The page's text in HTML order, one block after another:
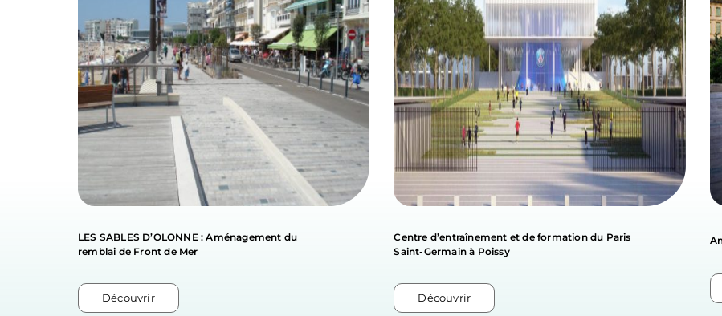
LES SABLES D’OLONNE : Aménagement du
remblai de Front de Mer
Découvrir
Centre d’entraînement et de formation du Paris
Saint-Germain à Poissy
Découvrir